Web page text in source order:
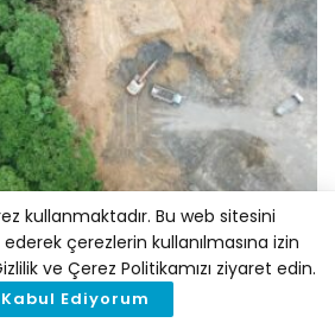
Konusunda Yeterince Hızlı
kullanmaktadır. Bu web sitesini
çerezlerin kullanılmasına izin
ve Çerez Politikamızı ziyaret edin.
Kabul Ediyorum